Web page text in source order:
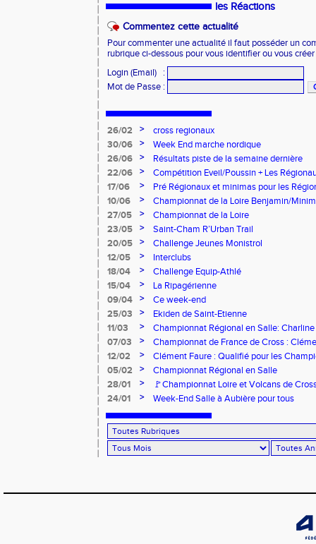
les Réactions
Commentez cette actualité
Pour commenter une actualité il faut posséder un
rubrique ci-dessous pour vous identifier ou vous
Login (Email)
:
Mot de Passe :
26/02 >
cross regionaux
30/06
>
Week End marche nordique
26/06
>
Résultats piste de la semaine dernière
22/06
>
Compétition Eveil/Poussin + Les
17/06
>
Pré Régionaux et minimas pour les
10/06
>
Championnat de la Loire Benjamin/
27/05
>
Championnat de la Loire
23/05
>
Saint-Cham R’Urban Trail
20/05
>
Challenge Jeunes Monistrol
12/05
>
Interclubs
18/04
>
Challenge Equip-Athlé
15/04
>
La Ripagérienne
09/04
>
Ce week-end
25/03
>
Ekiden de Saint-Etienne
11/03
>
Championnat Régional en Salle:
07/03
>
Championnat de France de Cross :
12/02
>
Clément Faure : Qualifié pour les
05/02
>
Championnat Régional en Salle
28/01
>
🚩Championnat Loire et Volcans de
24/01
> Week-End Salle à Aubière pour tous